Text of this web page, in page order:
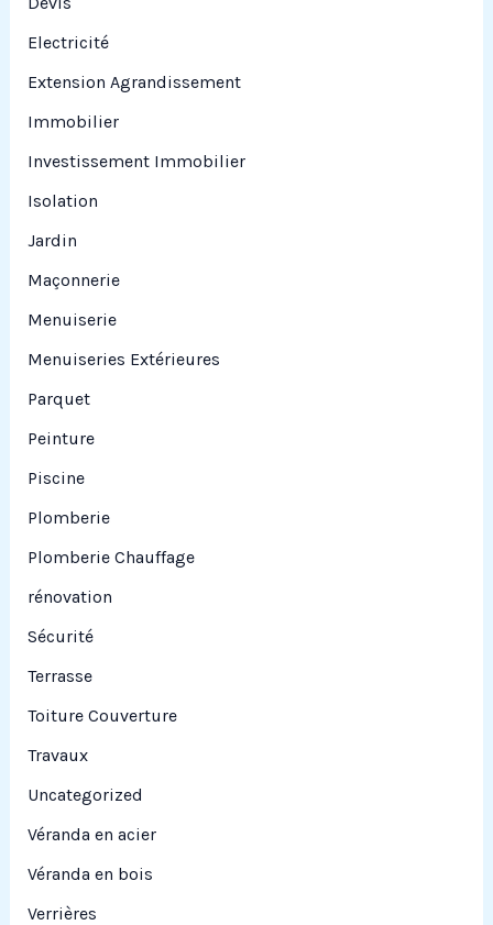
Electricité
Extension Agrandissement
Immobilier
Investissement Immobilier
Isolation
Jardin
Maçonnerie
Menuiserie
Menuiseries Extérieures
Parquet
Peinture
Piscine
Plomberie
Plomberie Chauffage
rénovation
Sécurité
Terrasse
Toiture Couverture
Travaux
Uncategorized
Véranda en acier
Véranda en bois
Verrières